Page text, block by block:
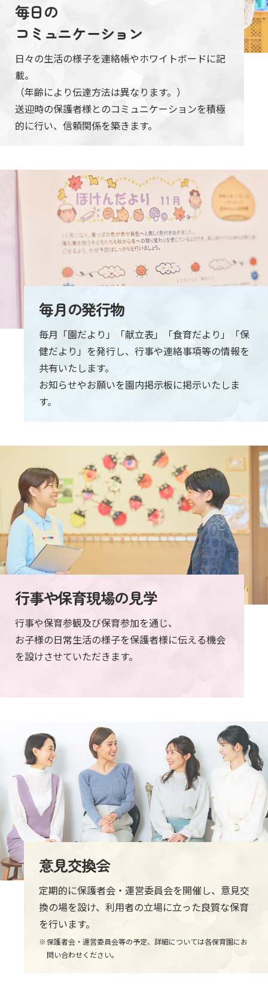
毎日の
コミュニケーション
日々の生活の様子を連絡帳やホワイトボードに記
載。
（年齢により伝達方法は異なります。）
送迎時の保護者様とのコミュニケーションを積極
的に行い、信頼関係を築きます。
毎月の発行物
毎月「園だより」「献立表」「食育だより」「保
健だより」を発行し、行事や連絡事項等の情報を
共有いたします。
お知らせやお願いを園内掲示板に掲示いたしま
す。
行事や保育現場の見学
行事や保育参観及び保育参加を通じ、
お子様の日常生活の様子を保護者様に伝える機会
を設けさせていただきます。
意見交換会
定期的に保護者会・運営委員会を開催し、 意見交
換の場を設け、 利用者の立場に立った良質な保育
を行います。
保護者会・運営委員会等の予定、詳細については各保育園にお
問い合わせください。